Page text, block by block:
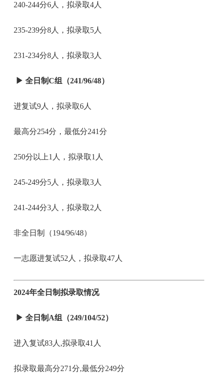
240-244分6人，拟录取4人
235-239分8人，拟录取5人
231-234分8人，拟录取3人
▶全日制C组（241/96/48）
进复试9人，拟录取6人
最高分254分，最低分241分
250分以上1人，拟录取1人
245-249分5人，拟录取3人
241-244分3人，拟录取2人
非全日制（194/96/48）
一志愿进复试52人，拟录取47人
2024年全日制拟录取情况
▶ 全日制A组（249/104/52）
进入复试83人,拟录取41人
拟录取最高分271分,最低分249分